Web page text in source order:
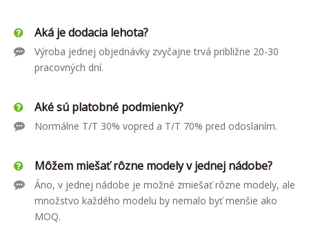
Aká je dodacia lehota?
Výroba jednej objednávky zvyčajne trvá približne 20-30
pracovných dní.
Aké sú platobné podmienky?
Normálne T/T 30% vopred a T/T 70% pred odoslaním.
Môžem miešať rôzne modely v jednej nádobe?
Áno, v jednej nádobe je možné zmiešať rôzne modely, ale
množstvo každého modelu by nemalo byť menšie ako
MOQ.